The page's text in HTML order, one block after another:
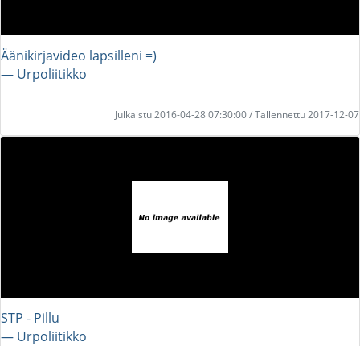
Äänikirjavideo lapsilleni =)
― Urpoliitikko
Julkaistu 2016-04-28 07:30:00 / Tallennettu 2017-12-07
STP - Pillu
― Urpoliitikko